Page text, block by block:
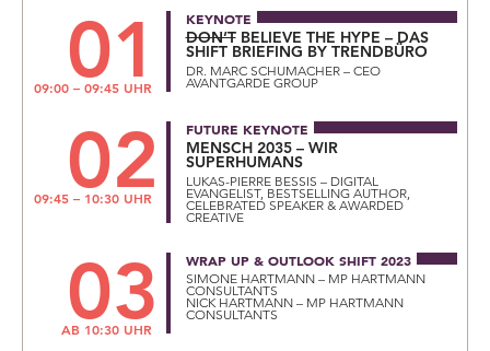
01
09:00 – 09:45 UHR
KEYNOTE
DON’TBELIEVE THE HYPE – DAS
SHIFT BRIEFING BY TRENDBÜRO
DR. MARC SCHUMACHER – CEO
AVANTGARDE GROUP
02
09:45 – 10:30 UHR
FUTURE KEYNOTE
MENSCH 2035 – WIR
SUPERHUMANS
LUKAS-PIERRE BESSIS – DIGITAL
EVANGELIST, BESTSELLING AUTHOR,
CELEBRATED SPEAKER & AWARDED
CREATIVE
03
AB 10:30 UHR
WRAP UP & OUTLOOK SHIFT 2023
SIMONE HARTMANN – MP HARTMANN
CONSULTANTS
NICK HARTMANN – MP HARTMANN
CONSULTANTS